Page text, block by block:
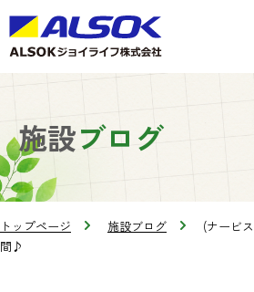
施設ブログ
トップページ 施設ブログ
(ナービ
間♪